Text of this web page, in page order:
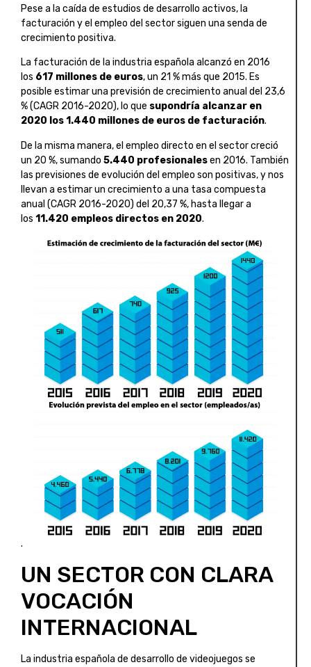
Pese a la caída de estudios de desarrollo activos, la
facturación y el empleo del sector siguen una senda de
crecimiento positiva.
La facturación de la industria española alcanzó en 2016
los 617 millones de euros, un 21 % más que 2015. Es
posible estimar una previsión de crecimiento anual del 23,6
% (CAGR 2016-2020), lo que supondría alcanzar en
2020 los 1.440 millones de euros de facturación.
De la misma manera, el empleo directo en el sector creció
un 20 %, sumando 5.440 profesionalesen 2016. También
las previsiones de evolución del empleo son positivas, y nos
llevan a estimar un crecimiento a una tasa compuesta
anual (CAGR 2016-2020) del 20,37 %, hasta llegar a
los 11.420 empleos directos en 2020.
.
UN SECTOR CON CLARA
VOCACIÓN
INTERNACIONAL
La industria española de desarrollo de videojuegos se